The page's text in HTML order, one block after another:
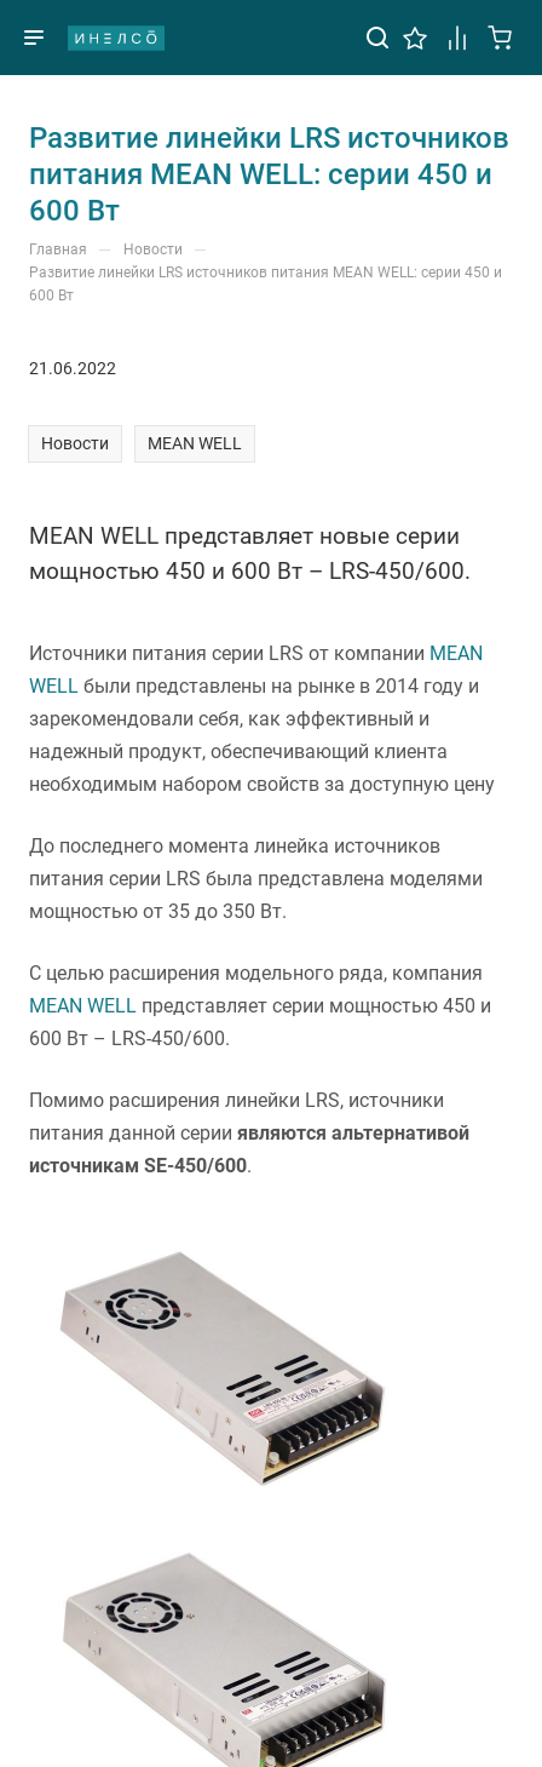
Развитие линейки LRS источников
питания MEAN WELL: серии 450 и
600 Вт
Главная — Новости —
Развитие линейки LRS источников питания MEAN WELL: серии 450 и
600 Вт
21.06.2022
Новости MEAN WELL
MEAN WELL представляет новые серии
мощностью 450 и 600 Вт – LRS-450/600.
Источники питания серии LRS от компании MEAN
WELL были представлены на рынке в 2014 году и
зарекомендовали себя, как эффективный и
надежный продукт, обеспечивающий клиента
необходимым набором свойств за доступную цену
До последнего момента линейка источников
питания серии LRS была представлена моделями
мощностью от 35 до 350 Вт.
С целью расширения модельного ряда, компания
MEAN WELL представляет серии мощностью 450 и
600 Вт – LRS-450/600.
Помимо расширения линейки LRS, источники
питания данной серии являются альтернативой
источникам SE-450/600.